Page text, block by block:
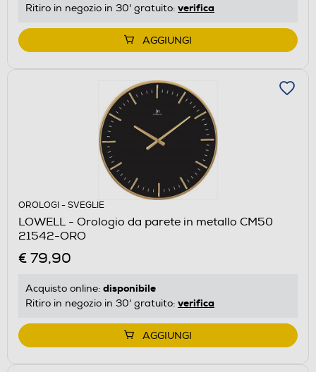
Ritiro in negozio in 30' gratuito: verifica
AGGIUNGI
OROLOGI - SVEGLIE
LOWELL - Orologio da parete in metallo CM50
21542-ORO
€ 79,90
Acquisto online: disponibile
Ritiro in negozio in 30' gratuito: verifica
AGGIUNGI